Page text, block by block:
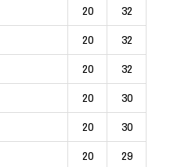
20
32
20
32
20
32
20
30
20
30
20
29